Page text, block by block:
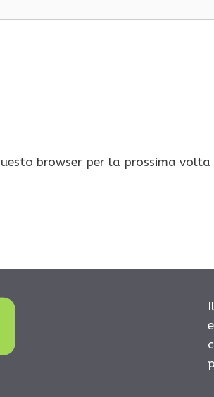
browser per la prossima volta